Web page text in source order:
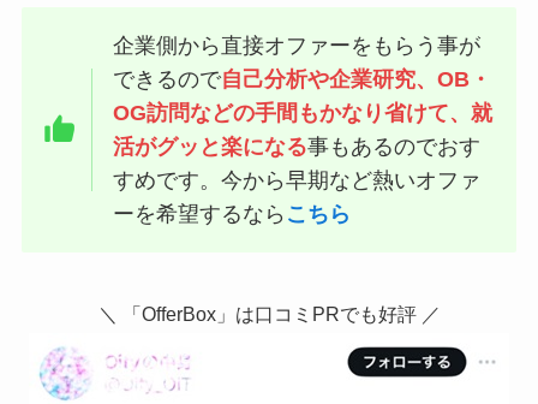
企業側から直接オファーをもらう事が
できるので自己分析や企業研究、OB・
OG訪問などの手間もかなり省けて、就
活がグッと楽になる事もあるのでおす
すめです。今から早期など熱いオファ
ーを希望するなら こちら
＼ 「OfferBox」は口コミPRでも好評 ／